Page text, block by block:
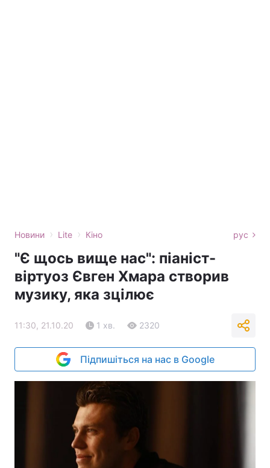
Новини › Lite › Кіно рус
"Є щось вище нас": піаніст-
віртуоз Євген Хмара створив
музику, яка зцілює
11:30, 21.10.20 1 хв. 2320
Підпишіться на нас в Google